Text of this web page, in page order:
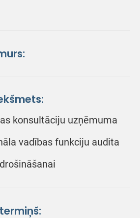
konsultāciju uzņēmuma
vadības funkciju audita